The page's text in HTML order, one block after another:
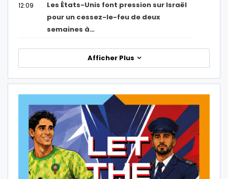
12:09
Les États-Unis font pression sur Israël
pour un cessez-le-feu de deux
semaines à…
Afficher Plus